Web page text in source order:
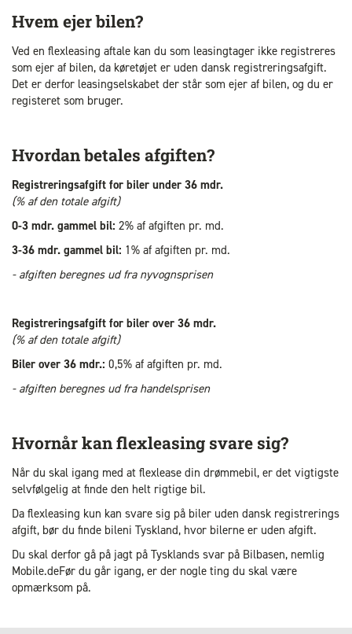
Hvem ejer bilen?
Ved en flexleasing aftale kan du som leasingtager ikke registreres
som ejer af bilen, da køretøjet er uden dansk registreringsafgift.
Det er derfor leasingselskabet der står som ejer af bilen, og du er
registeret som bruger.
Hvordan betales afgiften?
Registreringsafgift for biler under 36 mdr.
(% af den totale afgift)
0-3 mdr. gammel bil: 2% af afgiften pr. md.
3-36 mdr. gammel bil: 1% af afgiften pr. md.
- afgiften beregnes ud fra nyvognsprisen
Registreringsafgift for biler over 36 mdr.
(% af den totale afgift)
Biler over 36 mdr.: 0,5% af afgiften pr. md.
- afgiften beregnes ud fra handelsprisen
Hvornår kan flexleasing svare sig?
Når du skal igang med at flexlease din drømmebil, er det vigtigste
selvfølgelig at finde den helt rigtige bil.
Da flexleasing kun kan svare sig på biler uden dansk registrerings
afgift, bør du finde bileni Tyskland, hvor bilerne er uden afgift.
Du skal derfor gå på jagt på Tysklands svar på Bilbasen, nemlig
Mobile.deFør du går igang, er der nogle ting du skal være
opmærksom på.